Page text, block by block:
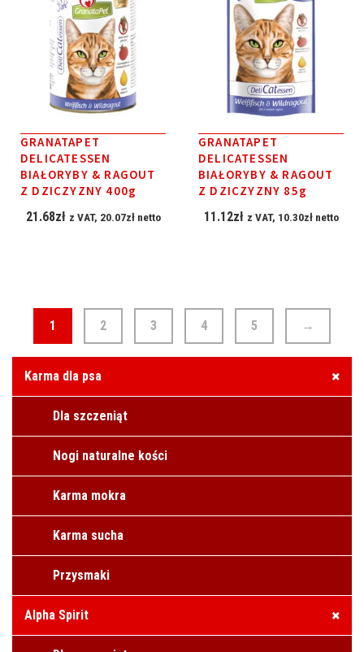
GRANATAPET
DELICATESSEN
BIAŁORYBY & RAGOUT
Z DZICZYZNY 400g
21.68zł z VAT, 20.07złnetto
GRANATAPET
DELICATESSEN
BIAŁORYBY & RAGOUT
Z DZICZYZNY 85g
11.12zł z VAT, 10.30złnetto
1 2 3 4 5 →
Karma dla psa
Dla szczeniąt
Nogi naturalne kości
Karma mokra
Karma sucha
Przysmaki
Alpha Spirit